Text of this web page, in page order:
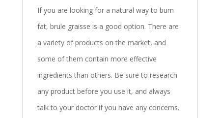
If you are looking for a natural way to burn
fat, brule graisse is a good option. There are
a variety of products on the market, and
some of them contain more effective
ingredients than others. Be sure to research
any product before you use it, and always
talk to your doctor if you have any concerns.